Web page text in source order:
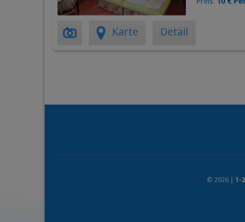
Karte Detail
© 2026 | 1-